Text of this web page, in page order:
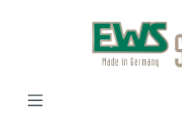
Zum Hauptinhalt springen